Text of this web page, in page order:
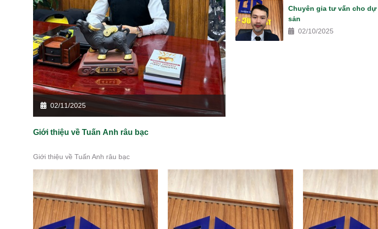
02/11/2025
Giới thiệu về Tuấn Anh râu bạc
Giới thiệu về Tuấn Anh râu bạc
Chuyên gia tư vấn cho
sản
02/10/2025